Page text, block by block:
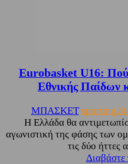
Eurobasket U16: Πού
Εθνικής Παίδων
ΜΠΑΣΚΕΤ
Η Ελλάδα θα
αγωνιστική της φάσης των
τις δύο ήττες
Διαβάστε